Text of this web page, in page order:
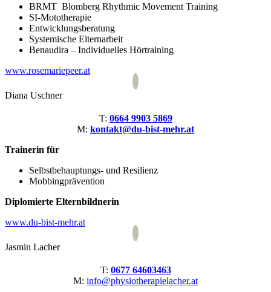
BRMT Blomberg Rhythmic Movement Training
SI-Mototherapie
Entwicklungsberatung
Systemische Elternarbeit
Benaudira – Individuelles Hörtraining
www.rosemariepeer.at
Diana Uschner
T: 0664 9903 5869
M: kontakt@du-bist-mehr.at
Trainerin für
Selbstbehauptungs- und Resilienz
Mobbingprävention
Diplomierte Elternbildnerin
www.du-bist-mehr.at
Jasmin Lacher
T: 0677 64603463
M: info@physiotherapielacher.at